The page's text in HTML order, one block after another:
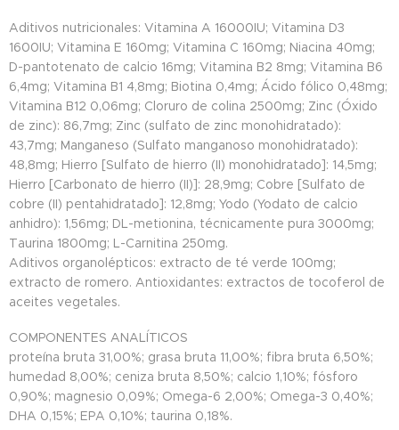
Aditivos nutricionales: Vitamina A 16000IU; Vitamina D3
1600IU; Vitamina E 160mg; Vitamina C 160mg; Niacina 40mg;
D-pantotenato de calcio 16mg; Vitamina B2 8mg; Vitamina B6
6,4mg; Vitamina B1 4,8mg; Biotina 0,4mg; Ácido fólico 0,48mg;
Vitamina B12 0,06mg; Cloruro de colina 2500mg; Zinc (Óxido
de zinc): 86,7mg; Zinc (sulfato de zinc monohidratado):
43,7mg; Manganeso (Sulfato manganoso monohidratado):
48,8mg; Hierro [Sulfato de hierro (II) monohidratado]: 14,5mg;
Hierro [Carbonato de hierro (II)]: 28,9mg; Cobre [Sulfato de
cobre (II) pentahidratado]: 12,8mg; Yodo (Yodato de calcio
anhidro): 1,56mg; DL-metionina, técnicamente pura 3000mg;
Taurina 1800mg; L-Carnitina 250mg.
Aditivos organolépticos: extracto de té verde 100mg;
extracto de romero. Antioxidantes: extractos de tocoferol de
aceites vegetales.
COMPONENTES ANALÍTICOS
proteína bruta 31,00%; grasa bruta 11,00%; fibra bruta 6,50%;
humedad 8,00%; ceniza bruta 8,50%; calcio 1,10%; fósforo
0,90%; magnesio 0,09%; Omega-6 2,00%; Omega-3 0,40%;
DHA 0,15%; EPA 0,10%; taurina 0,18%.